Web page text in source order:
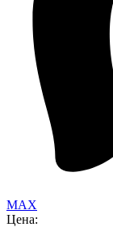
MAX
Цена: